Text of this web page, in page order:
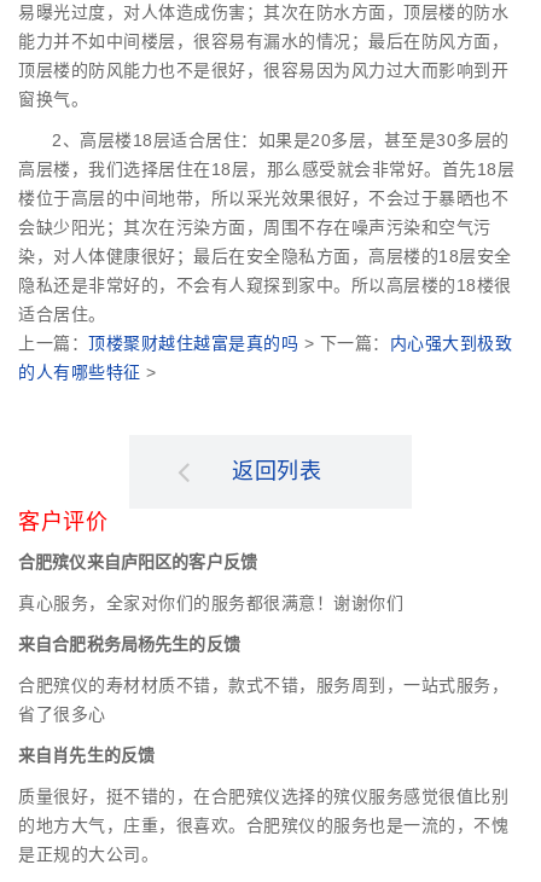
易曝光过度，对人体造成伤害；其次在防水方面，顶层楼的防水
能力并不如中间楼层，很容易有漏水的情况；最后在防风方面，
顶层楼的防风能力也不是很好，很容易因为风力过大而影响到开
窗换气。
2、高层楼18层适合居住：如果是20多层，甚至是30多层的
高层楼，我们选择居住在18层，那么感受就会非常好。首先18层
楼位于高层的中间地带，所以采光效果很好，不会过于暴晒也不
会缺少阳光；其次在污染方面，周围不存在噪声污染和空气污
染，对人体健康很好；最后在安全隐私方面，高层楼的18层安全
隐私还是非常好的，不会有人窥探到家中。所以高层楼的18楼很
适合居住。
上一篇： 顶楼聚财越住越富是真的吗 > 下一篇： 内心强大到极致
的人有哪些特征 >
返回列表
客户评价
合肥殡仪来自庐阳区的客户反馈
真心服务，全家对你们的服务都很满意！谢谢你们
来自合肥税务局杨先生的反馈
合肥殡仪的寿材材质不错，款式不错，服务周到，一站式服务，
省了很多心
来自肖先生的反馈
质量很好，挺不错的，在合肥殡仪选择的殡仪服务感觉很值比别
的地方大气，庄重，很喜欢。合肥殡仪的服务也是一流的，不愧
是正规的大公司。